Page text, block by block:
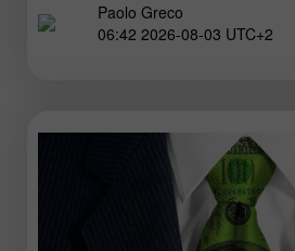
Paolo Greco
06:42 2026-08-03 UTC+2